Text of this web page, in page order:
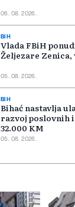
06. 08. 2026.
BIH
Vlada FBiH
Željezare
05. 08. 2026.
BIH
Bihać nastavlja
razvoj poslovnih
32.000 KM
05. 08. 2026.